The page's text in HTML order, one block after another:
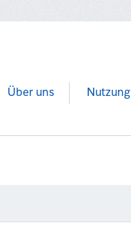
Über uns Nutzung